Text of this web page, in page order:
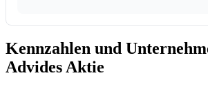
Kennzahlen und
Advides Aktie